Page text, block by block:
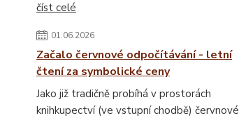
číst celé
01.06.2026
Začalo červnové odpočítávání - letní
čtení za symbolické ceny
Jako již tradičně probíhá v prostorách
knihkupectví (ve vstupní chodbě) červnové